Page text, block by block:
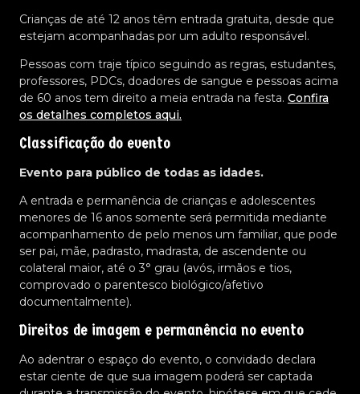
Crianças de até 12 anos têm entrada gratuita, desde que
estejam acompanhadas por um adulto responsável.
Pessoas com traje típico seguindo as regras, estudantes,
professores, PDCs, doadores de sangue e pessoas acima
de 60 anos tem direito a meia entrada na festa. Confira
os detalhes completos aqui.
Classificação do evento
Evento para público de todas as idades.
A entrada e permanência de crianças e adolescentes
menores de 16 anos somente será permitida mediante
acompanhamento de pelo menos um familiar, que pode
ser pai, mãe, padrasto, madrasta, de ascendente ou
colateral maior, até o 3° grau (avós, irmãos e tios,
comprovado o parentesco biológico/afetivo
documentalmente).
Direitos de imagem e permanência no evento
Ao adentrar o espaço do evento, o convidado declara
estar ciente de que sua imagem poderá ser captada